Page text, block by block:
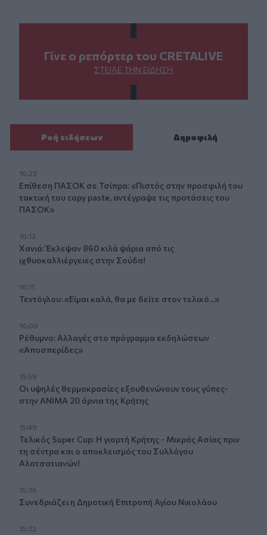
Γίνε ο ρεπόρτερ του CRETALIVE
ΣΤΕΊΛΕ ΤΗΝ ΕΊΔΗΣΗ
Ροή ειδήσεων Δημοφιλή
16:23
Επίθεση ΠΑΣΟΚ σε Τσίπρα: «Πιστός στην προσφιλή του
τακτική του copy paste, αντέγραψε τις προτάσεις του
ΠΑΣΟΚ»
16:13
Χανιά: Έκλεψαν 860 κιλά ψάρια από τις
ιχθυοκαλλιέργειες στην Σούδα!
16:11
Τεντόγλου: «Είμαι καλά, θα με δείτε στον τελικό...»
16:00
Ρέθυμνο: Αλλαγές στο πρόγραμμα εκδηλώσεων
«Αποσπερίδες»
15:59
Οι υψηλές θερμοκρασίες εξουθενώνουν τους γύπες-
στην ΑΝΙΜΑ 20 όρνια της Κρήτης
15:49
Τελικός Super Cup: Η γιορτή Κρήτης - Μικράς Ασίας πριν
τη σέντρα και ο αποκλεισμός του Συλλόγου
Αλατσατιανών!
15:36
Συνεδριάζει η Δημοτική Επιτροπή Αγίου Νικολάου
15:32